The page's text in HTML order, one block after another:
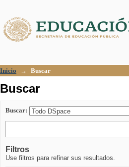
Inicio → Buscar
Buscar
Buscar:
Filtros
Use filtros para refinar sus resultados.